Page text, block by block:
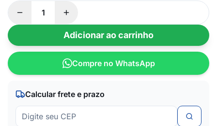
Adicionar ao carrinho
Compre no WhatsApp
Calcular frete e prazo